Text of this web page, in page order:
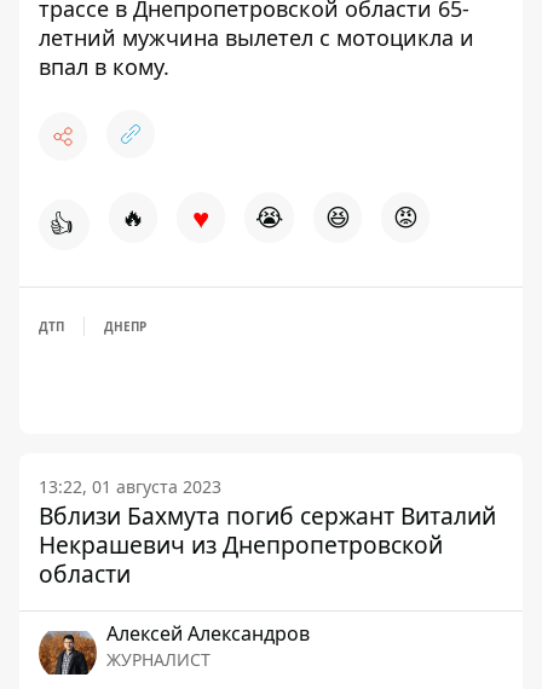
трассе в Днепропетровской области 65-
летний мужчина вылетел с мотоцикла и
впал в кому.
👍 🔥 ♥ 😭 😆 😡
ДТП ДНЕПР
13:22, 01 августа 2023
Вблизи Бахмута погиб сержант Виталий
Некрашевич из Днепропетровской
области
Алексей Александров
ЖУРНАЛИСТ